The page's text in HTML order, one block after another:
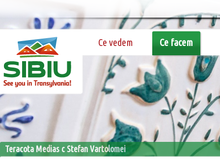
Ce vedem Ce facem
Teracota Medias c Stefan Vartolomei